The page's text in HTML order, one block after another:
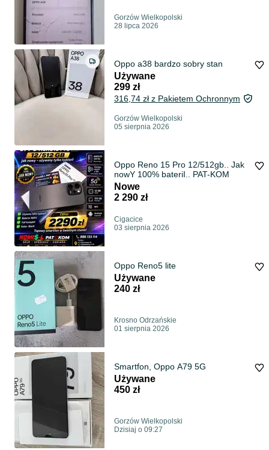
Gorzów Wielkopolski
28 lipca 2026
Oppo a38 bardzo sobry stan
Używane
299 zł
316,74 zł z Pakietem Ochronnym
Gorzów Wielkopolski
05 sierpnia 2026
Oppo Reno 15 Pro 12/512gb.. Jak
nowY 100% bateriI.. PAT-KOM
Nowe
2 290 zł
Cigacice
03 sierpnia 2026
Oppo Reno5 lite
Używane
240 zł
Krosno Odrzańskie
01 sierpnia 2026
Smartfon, Oppo A79 5G
Używane
450 zł
Gorzów Wielkopolski
Dzisiaj o 09:27